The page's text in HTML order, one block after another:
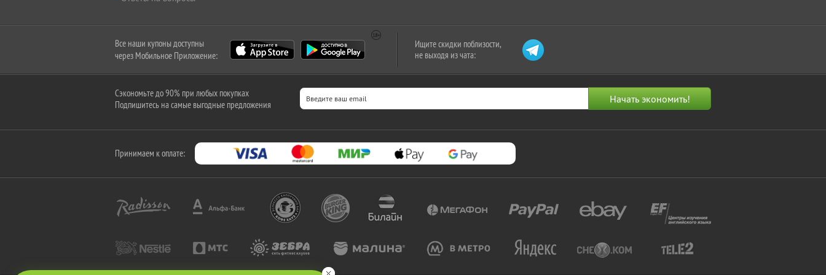
Все наши купоны доступны
через Мобильное Приложение:
Ищите скидки поблизости,
не выходя из чата:
Сэкономьте до 90% при любых покупках
Подпишитесь на самые выгодные предложения
Принимаем к оплате: